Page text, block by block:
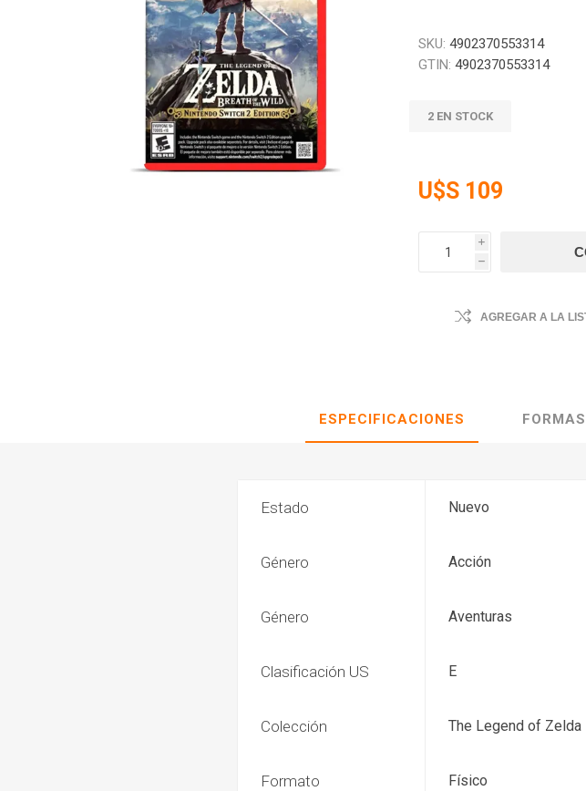
SKU: 4902370553314
GTIN: 4902370553314
2 EN STOCK
U$S 109
i
h
AGREGAR A LA
ESPECIFICACIONES
Estado Nuevo
Género Acción
Género Aventuras
Clasificación US E
Colección The Legend of Zelda
Formato Físico